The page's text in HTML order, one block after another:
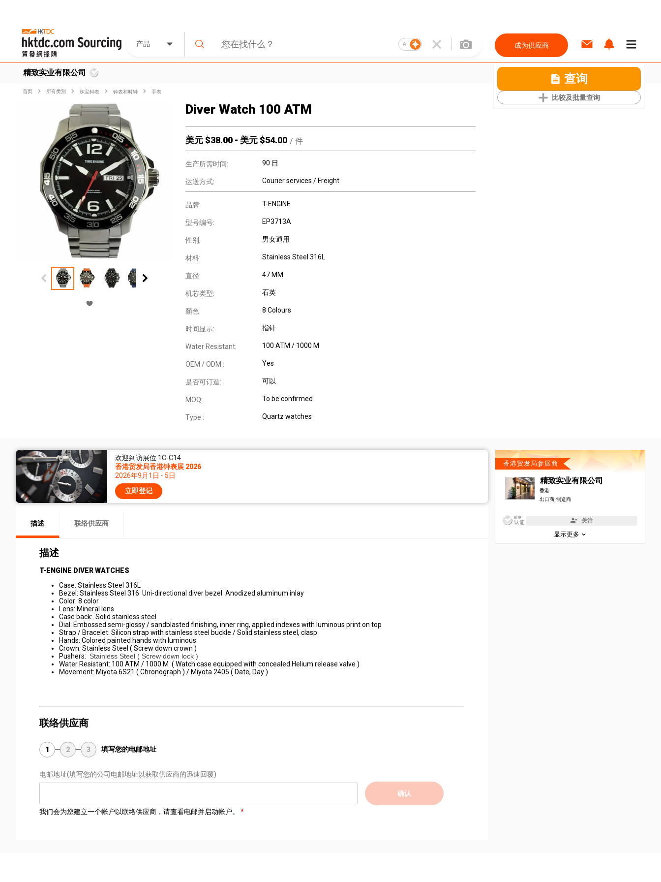
产品 AI 成为供应商
精致实业有限公司 查询
比较及批量查询
首页 所有类別 珠宝钟表 钟表和时钟 手表
Diver Watch 100 ATM
美元 $38.00 - 美元 $54.00 / 件
生产所需时间: 90 日
运送方式: Courier services / Freight
品牌: T-ENGINE
型号编号: EP3713A
性别: 男女通用
材料: Stainless Steel 316L
直径: 47 MM
机芯类型: 石英
顏色: 8 Colours
时间显示: 指针
Water Resistant: 100 ATM / 1000 M
OEM / ODM : Yes
是否可订造: 可以
MOQ: To be confirmed
Type : Quartz watches
欢迎到访展位 1C-C14
香港贸发局香港钟表展 2026
2026年9月1日 - 5日
立即登记
描述 联络供应商
描述
T-ENGINE DIVER WATCHES
Case: Stainless Steel 316L
Bezel: Stainless Steel 316 Uni-directional diver bezel Anodized aluminum inlay
Color: 8 color
Lens: Mineral lens
Case back: Solid stainless steel
Dial: Embossed semi-glossy / sandblasted finishing, inner ring, applied indexes with luminous print on top
Strap / Bracelet: Silicon strap with stainless steel buckle / Solid stainless steel, clasp
Hands: Colored painted hands with luminous
Crown: Stainless Steel ( Screw down crown )
Pushers: Stainless Steel ( Screw down lock )
Water Resistant: 100 ATM / 1000 M ( Watch case equipped with concealed Helium release valve )
Movement: Miyota 6S21 ( Chronograph ) / Miyota 2405 ( Date, Day )
联络供应商
1 2 3 填写您的电邮地址
电邮地址(填写您的公司电邮地址以获取供应商的迅速回覆)
确认
我们会为您建立一个帐户以联络供应商，请查看电邮并启动帐户。
香港贸发局参展商
精致实业有限公司
香港
出口商, 制造商
关注
显示更多